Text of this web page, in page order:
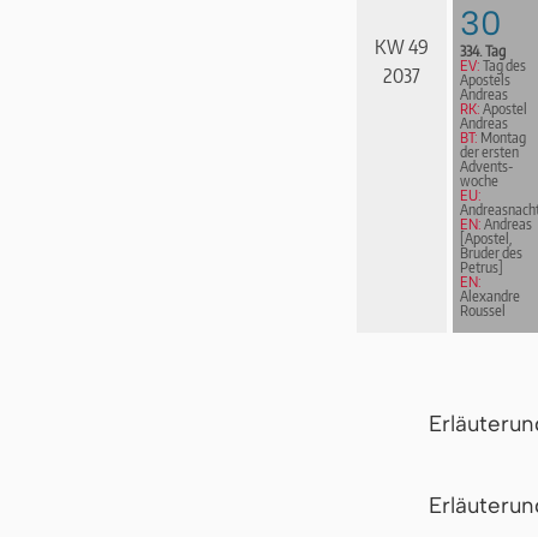
KW 49
2037
30
334. Tag
EV: Tag des
Apostels
Andreas
RK: Apostel
Andreas
BT: Montag
der ersten
Advents­
woche
EU:
EN: Andreas
[Apostel,
Bruder des
Petrus]
EN:
Alexandre
Roussel